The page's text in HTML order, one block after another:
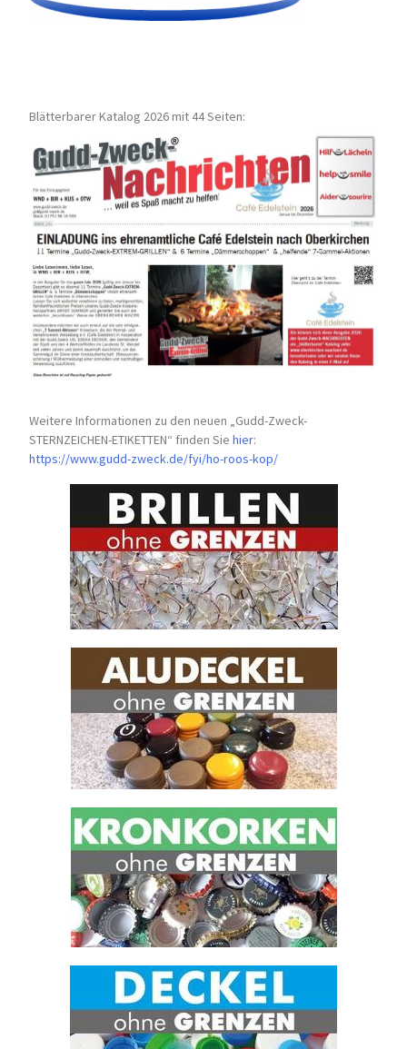
Blätterbarer Katalog 2026 mit 44 Seiten:
Weitere Informationen zu den neuen „Gudd-Zweck-
STERNZEICHEN-ETIKETTEN“ finden Siehier:
https://www.gudd-zweck.de/fyi/ho-roos-kop/